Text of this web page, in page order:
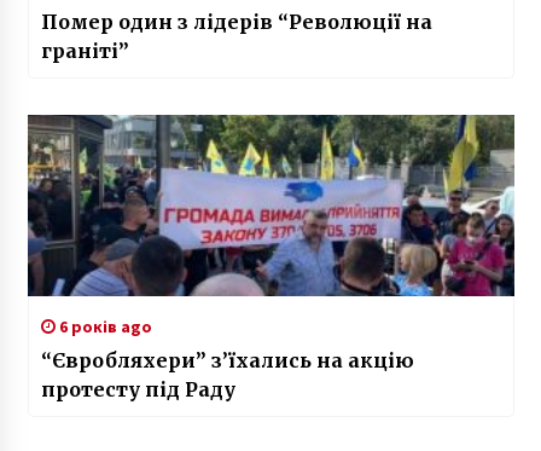
Помeр один з лідерів “Рeволюції на
граніті”
6 років ago
“Євробляхери” з’їхались на акцію
протесту під Раду